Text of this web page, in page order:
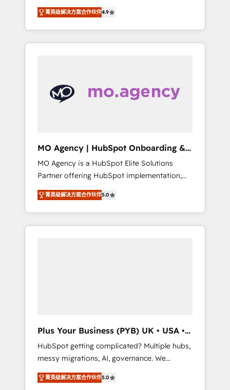
and tested Roadmap methodology will
ensure that you receive the best deployment
experience possible. Whether you are new to
HubSpot or seeking to turn around a poor
delivered, CC is the go-to Elite Solutions
Partner for businesses ready to migrate,
replatform, and scale smarter. We specialize
in high-impact CRM and CMS migrations and
turning fragmented systems into unified,
growth-ready HubSpot architectures that
custom integrations across your full tech
stack. - Custom object setup, CMS builds, and
full-funnel automation. - Dashboards,
lifecycle campaigns, and lead nurturing
sequences. - Cross-hub setup across
Marketing, Sales, Operations, and Service
Hubs. - Ongoing optimization, managed
菁英级解决方案合作伙伴4.9
MO Agency | HubSpot Onboarding &
Implementation
MO Agency is a HubSpot Elite Solutions
Partner offering HubSpot implementation,
marketing automation, CRM and RevOps
consulting, B2B SEO, paid media, content
marketing, AEO and GEO (AI search
optimisation), and HubSpot Content Hub
Google AI Overviews. HubSpot Impact Award
- Customer First HubSpot Impact Award -
Integrations Innovation HubSpot Impact
Award - Platform Migration Excellence
HubSpot Impact Award - Platform Excellence
菁英级解决方案合作伙伴5.0
Plus Your Business (PYB) UK • USA •
Europe
HubSpot getting complicated? Multiple hubs,
messy migrations, AI, governance. We
organise that complexity, so your team can
put HubSpot to work... Welcome to our
菁英级解决方案合作伙伴5.0